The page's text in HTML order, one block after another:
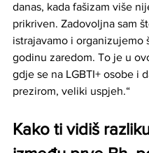
danas, kada fašizam više
prikriven. Zadovoljna sam
istrajavamo i organizujemo
godinu zaredom. To je u
gdje se na LGBTI+ osobe i
prezirom, veliki uspjeh.“
Kako ti vidiš